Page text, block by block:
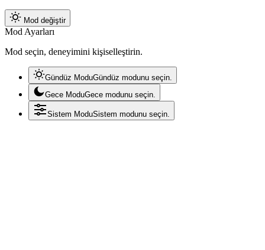
Mod değiştir
Mod Ayarları
Mod seçin, deneyimini kişiselleştirin.
Gündüz ModuGündüz modunu seçin.
Gece ModuGece modunu seçin.
Sistem ModuSistem modunu seçin.